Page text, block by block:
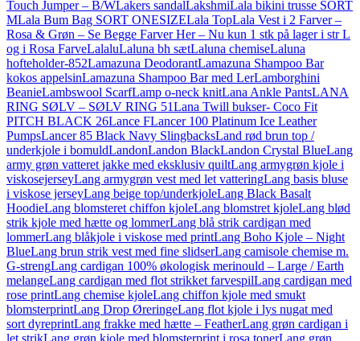
Touch Jumper – B/WLakers sandalLakshmiLala bikini trusse SORT
MLala Bum Bag SORT ONESIZELala TopLala Vest i 2 Farver –
Rosa & Grøn – Se Begge Farver Her – Nu kun 1 stk på lager i str L
og i Rosa FarveLalaluLaluna bh sætLaluna chemiseLaluna
hofteholder-852Lamazuna DeodorantLamazuna Shampoo Bar
kokos appelsinLamazuna Shampoo Bar med LerLamborghini
BeanieLambswool ScarfLamp o-neck knitLana Ankle PantsLANA
RING SØLV – SØLV RING 51Lana Twill bukser- Coco Fit
PITCH BLACK 26Lance FLancer 100 Platinum Ice Leather
PumpsLancer 85 Black Navy SlingbacksLand rød brun top /
underkjole i bomuldLandonLandon BlackLandon Crystal BlueLang
army grøn vatteret jakke med eksklusiv quiltLang armygrøn kjole i
viskosejerseyLang armygrøn vest med let vatteringLang basis bluse
i viskose jerseyLang beige top/underkjoleLang Black Basalt
HoodieLang blomsteret chiffon kjoleLang blomstret kjoleLang blød
strik kjole med hætte og lommerLang blå strik cardigan med
lommerLang blåkjole i viskose med printLang Boho Kjole – Night
BlueLang brun strik vest med fine slidserLang camisole chemise m.
G-strengLang cardigan 100% økologisk merinould – Large / Earth
melangeLang cardigan med flot strikket farvespilLang cardigan med
rose printLang chemise kjoleLang chiffon kjole med smukt
blomsterprintLang Drop ØreringeLang flot kjole i lys nugat med
sort dyreprintLang frakke med hætte – FeatherLang grøn cardigan i
let strikLang grøn kjole med blomsterprint i rosa tonerLang grøn